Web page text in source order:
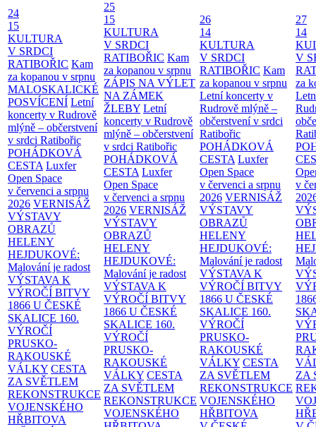
24
15
KULTURA
V SRDCI
RATIBOŘIC Kam
za kopanou v srpnu
MALOSKALICKÉ
POSVÍCENÍ Letní
koncerty v Rudrově
mlýně – občerstvení
v srdci Ratibořic
POHÁDKOVÁ
CESTA Luxfer
Open Space
v červenci a srpnu
2026 VERNISÁŽ
VÝSTAVY
OBRAZŮ
HELENY
HEJDUKOVÉ:
Malování je radost
VÝSTAVA K
VÝROČÍ BITVY
1866 U ČESKÉ
SKALICE 160.
VÝROČÍ
PRUSKO-
RAKOUSKÉ
VÁLKY CESTA
ZA SVĚTLEM
REKONSTRUKCE
VOJENSKÉHO
HŘBITOVA
25
15
KULTURA
V SRDCI
RATIBOŘIC Kam
za kopanou v srpnu
ZÁPIS NA VÝLET
NA ZÁMEK
ŽLEBY Letní
koncerty v Rudrově
mlýně – občerstvení
v srdci Ratibořic
POHÁDKOVÁ
CESTA Luxfer
Open Space
v červenci a srpnu
2026 VERNISÁŽ
VÝSTAVY
OBRAZŮ
HELENY
HEJDUKOVÉ:
Malování je radost
VÝSTAVA K
VÝROČÍ BITVY
1866 U ČESKÉ
SKALICE 160.
VÝROČÍ
PRUSKO-
RAKOUSKÉ
VÁLKY CESTA
ZA SVĚTLEM
REKONSTRUKCE
VOJENSKÉHO
26
14
KULTURA
V SRDCI
RATIBOŘIC Kam
za kopanou v srpnu
Letní koncerty v
Rudrově mlýně –
občerstvení v srdci
Ratibořic
POHÁDKOVÁ
CESTA Luxfer
Open Space
v červenci a srpnu
2026 VERNISÁŽ
VÝSTAVY
OBRAZŮ
HELENY
HEJDUKOVÉ:
Malování je radost
VÝSTAVA K
VÝROČÍ BITVY
1866 U ČESKÉ
SKALICE 160.
VÝROČÍ
PRUSKO-
RAKOUSKÉ
VÁLKY CESTA
ZA SVĚTLEM
REKONSTRUKCE
VOJENSKÉHO
HŘBITOVA
27
14
V
za
v
ZA